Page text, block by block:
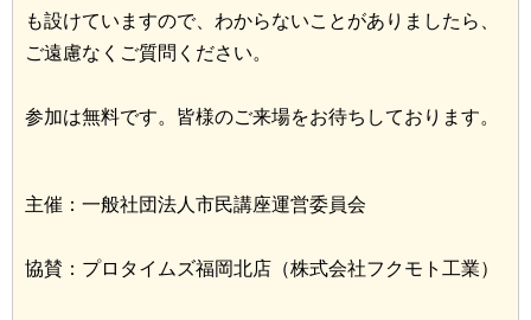
も設けていますので、わからないことがありましたら、
ご遠慮なくご質問ください。
参加は無料です。皆様のご来場をお待ちしております。
主催：一般社団法人市民講座運営委員会
協賛：プロタイムズ福岡北店（株式会社フクモト工業）